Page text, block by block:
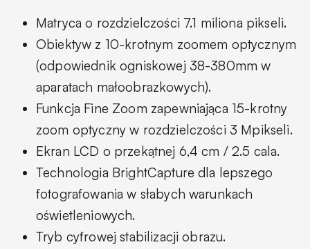
Matryca o rozdzielczości 7.1 miliona pikseli.
Obiektyw z 10-krotnym zoomem optycznym
(odpowiednik ogniskowej 38-380mm w
aparatach małoobrazkowych).
Funkcja Fine Zoom zapewniająca 15-krotny
zoom optyczny w rozdzielczości 3 Mpikseli.
Ekran LCD o przekątnej 6,4 cm / 2.5 cala.
Technologia BrightCapture dla lepszego
fotografowania w słabych warunkach
oświetleniowych.
Tryb cyfrowej stabilizacji obrazu.